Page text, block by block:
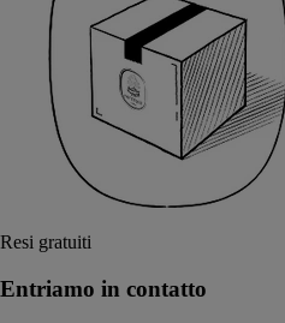
Resi gratuiti
Entriamo in contatto